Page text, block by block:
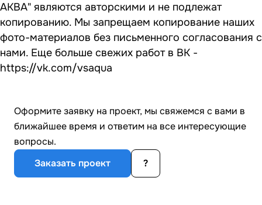
АКВА" являются авторскими и не подлежат
копированию. Мы запрещаем копирование наших
фото-материалов без письменного согласования с
нами. Еще больше свежих работ в ВК -
https://vk.com/vsaqua
Оформите заявку на проект, мы свяжемся с вами в
ближайшее время и ответим на все интересующие
вопросы.
Заказать проект
?